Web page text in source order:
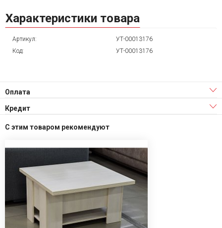
Характеристики товара
Артикул:
УТ-00013176
Код:
УТ-00013176
Оплата
Кредит
С этим товаром рекомендуют